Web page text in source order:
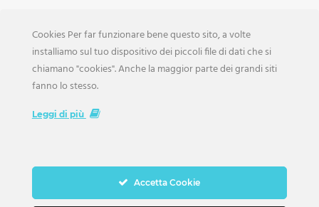
Iscrizione Aziende
Scarica la Rivista
Cookies Per far funzionare bene questo sito, a volte
installiamo sul tuo dispositivo dei piccoli file di dati che si
chiamano "cookies". Anche la maggior parte dei grandi siti
fanno lo stesso.
Leggi di più
Accetta Cookie